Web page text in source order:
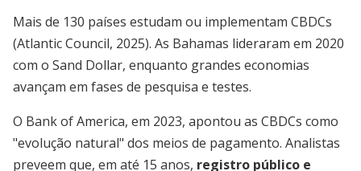
Mais de 130 países estudam ou implementam CBDCs
(Atlantic Council, 2025). As Bahamas lideraram em 2020
com o Sand Dollar, enquanto grandes economias
avançam em fases de pesquisa e testes.
O Bank of America, em 2023, apontou as CBDCs como
"evolução natural" dos meios de pagamento. Analistas
preveem que, em até 15 anos, registro público e